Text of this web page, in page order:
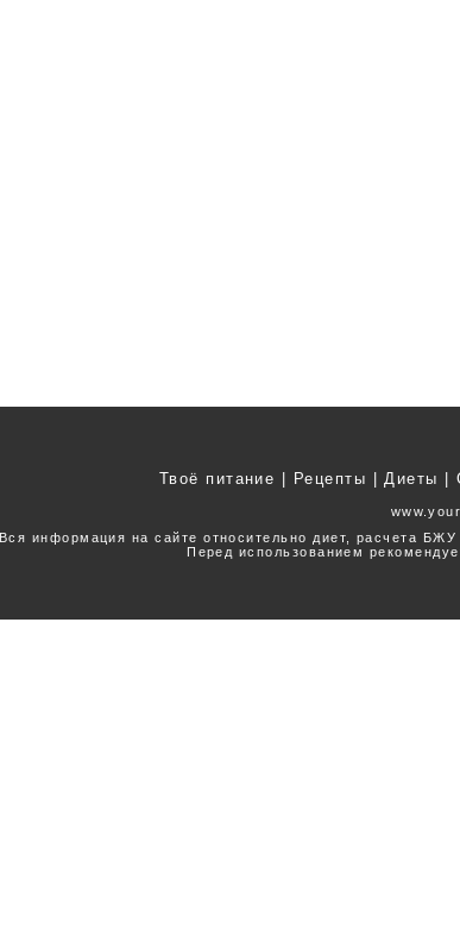
Твоё питание Рецепты |Диеты |
Вся информация на сайте относительно диет, расчета
Перед использованием